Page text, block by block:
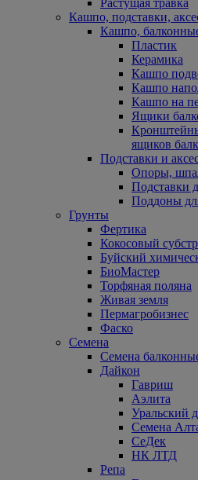
Растущая травка
Кашпо, подставки,
Кашпо,
Пластик
Керамика
Кашпо
Кашпо
Кашпо на
Ящики
ящиков
Подставки и
Опоры,
Подставки
Поддоны
Грунты
Фертика
Кокосовый
Буйский
БиоМастер
Торфяная поляна
Живая земля
Пермагробизнес
Фаско
Семена
Семена
Дайкон
Гавриш
Аэлита
Уральский
Семена
СеДек
НК ЛТД
Репа